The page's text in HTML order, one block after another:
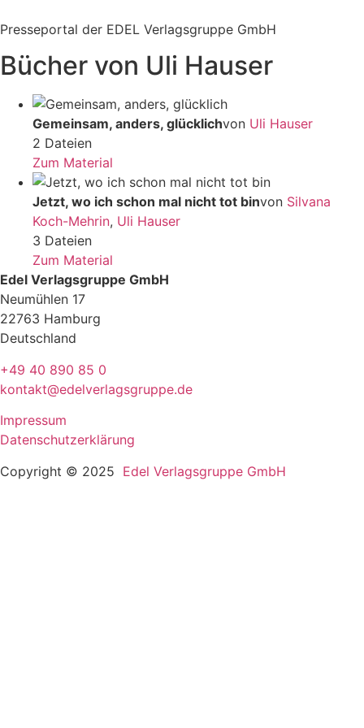
Inhalt
Presseportal der EDEL Verlagsgruppe GmbH
Bücher von Uli Hauser
Gemeinsam, anders, glücklichvon Uli Hauser
2 Dateien
Zum Material
Jetzt, wo ich schon mal nicht tot binvon Silvana
Koch-Mehrin, Uli Hauser
3 Dateien
Zum Material
Edel Verlagsgruppe GmbH
Neumühlen 17
22763 Hamburg
Deutschland
+49 40 890 85 0
kontakt@edelverlagsgruppe.de
Impressum
Datenschutzerklärung
Copyright © 2025 Edel Verlagsgruppe GmbH